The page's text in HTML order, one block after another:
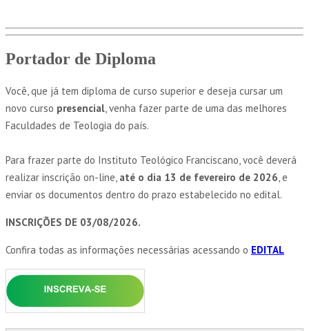
Portador de Diploma
Você, que já tem diploma de curso superior e deseja cursar um
novo curso presencial , venha fazer parte de uma das melhores
Faculdades de Teologia do país.
Para frazer parte do Instituto Teológico Franciscano, você deverá
realizar inscrição on-line, até o dia 13 de fevereiro de 2026 , e
enviar os documentos dentro do prazo estabelecido no edital.
INSCRIÇÕES DE 03/08/2026.
Confira todas as informações necessárias acessando o EDITAL